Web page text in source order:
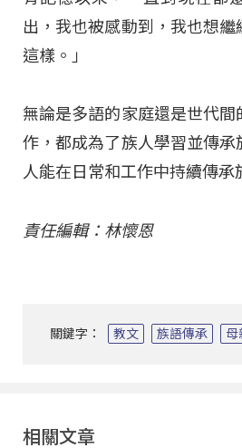
出，我也被感動到，我也想
這樣。」
無論是多語的家庭還是世代間
作，都成為了族人學習並傳承
人能在日常和工作中持續傳承
責任編輯：林懷恩
關鍵字： 教文 族語傳承 母
相關文章